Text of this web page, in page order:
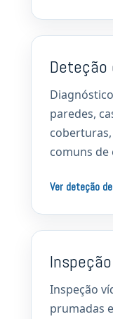
paredes,
comuns de
Ver deteção
Inspeção
Inspeção
prumadas